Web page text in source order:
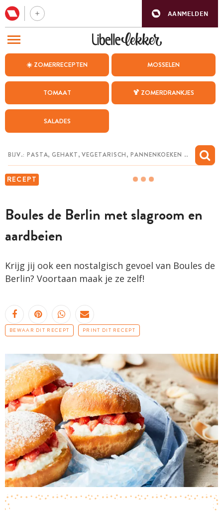
AANMELDEN
☀️ ZOMERRECEPTEN MOSSELEN
TOMAAT 🍹 ZOMERDRANKJES
SALADES
RECEPT
Boules de Berlin met slagroom en
aardbeien
Krijg jij ook een nostalgisch gevoel van Boules de
Berlin? Voortaan maak je ze zelf!
BEWAAR DIT RECEPT PRINT DIT RECEPT
BEZOEK ONZE ANDERE WEBSITES
WEEKMENU
CHAT MET MAIA
MIJN BEWAARDE RECEPTEN